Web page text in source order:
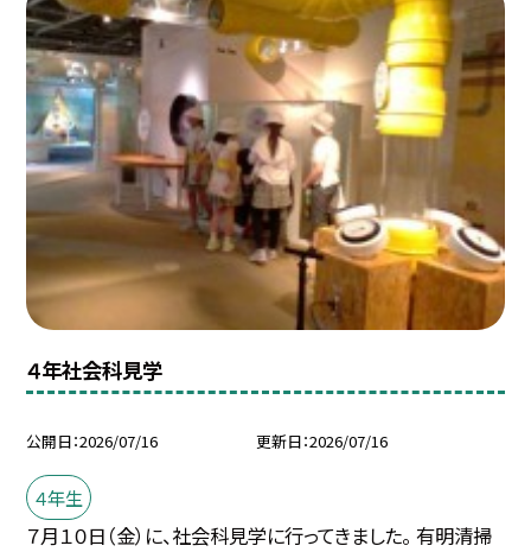
４年社会科見学
公開日 2026/07/16 更新日 2026/07/16
４年生
７月１０日（金）に、社会科見学に行ってきました。 有明清掃